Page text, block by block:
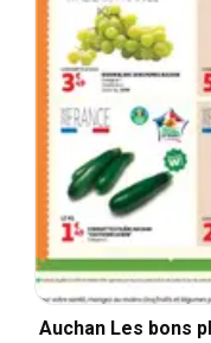
Auchan Les bons